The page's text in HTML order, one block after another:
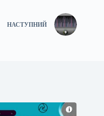
НАСТУПНИЙ